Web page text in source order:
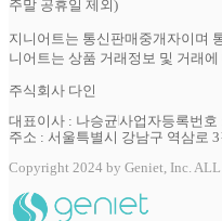
주말 공휴일 제외)
지니어트는 통신판매중개자이며
니어트는 상품 거래정보 및 거래
주식회사 다인
대표이사 : 나승균사업자등록번호
주소 : 서울특별시 강남구 역삼로
Copyright 2024 by Geniet, Inc. ALL